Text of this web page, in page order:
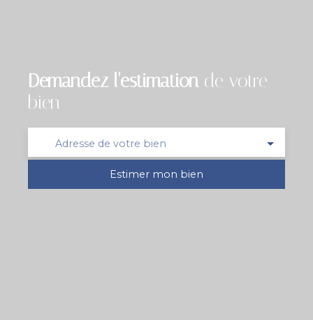
Demandez l'estimationde votre
bien
Adresse de votre bien
Estimer mon bien